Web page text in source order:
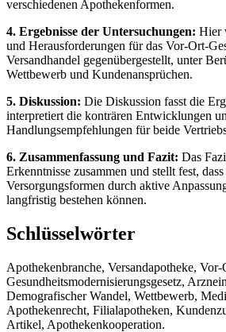
verschiedenen Apothekenformen.
4. Ergebnisse der Untersuchungen: Hier
und Herausforderungen für das Vor-Ort-
Versandhandel gegenübergestellt, unter
Wettbewerb und Kundenansprüchen.
5. Diskussion: Die Diskussion fasst die
interpretiert die konträren Entwicklungen
Handlungsempfehlungen für beide
6. Zusammenfassung und Fazit: Das
Erkenntnisse zusammen und stellt fest,
Versorgungsformen durch aktive
langfristig bestehen können.
Schlüsselwörter
Apothekenbranche, Versandapotheke,
Gesundheitsmodernisierungsgesetz,
Demografischer Wandel, Wettbewerb,
Apothekenrecht, Filialapotheken,
Artikel, Apothekenkooperation.